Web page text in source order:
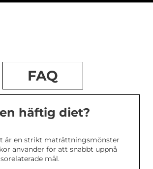
FAQ
häftig diet?
är en strikt maträttningsmönster
använder för att snabbt uppnå
mål.